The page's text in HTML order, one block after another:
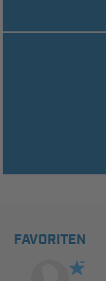
FAVORITEN